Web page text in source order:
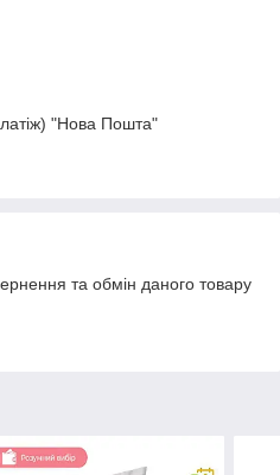
"Нова Пошта"
та обмін даного товару